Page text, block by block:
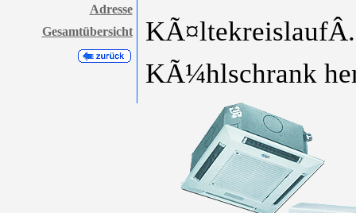
Adresse
Gesamtübersicht
KÃ¼hlschrank